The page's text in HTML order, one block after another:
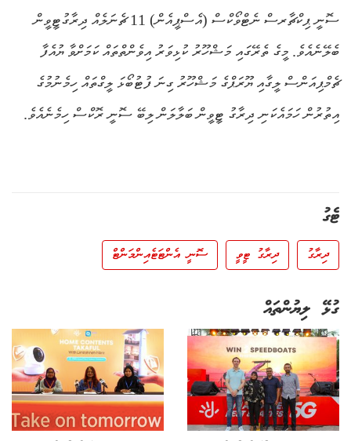
ސޮނީ ޕިކްޗާރސް ނެޓްވޯކްސް (އެސްޕީއެން) 11 ޗެނަލެއް ދިރާގުޓީވީން
ބެލޭނެއެވެ. މީގެ ތެރޭގައި މަޝްހޫރު ކުޅިވަރު އިވެންތްތައް ކަމަށްވާ ޔުއެފާ
ޗެމްޕިއަންސް ލީގާއި ޔޫރަޕްގެ މަޝްހޫރު ގިނަ ފުޓުބޯޅަ ލީގްތައް ހިމެނުމުގެ
އިތުރުން ހަމައެކަނި ދިރާގު ޓީވީން ބަލާލަން ލިބޭ ސޮނީ ރޮކްސް ހިމެނެއެވެ.
ޓެގު
ދިރާގު ދިރާގު ޓީވީ ސޮނީ އެންޓަޓެއިންމަންޓް
ގުޅޭ ލިޔުންތައް